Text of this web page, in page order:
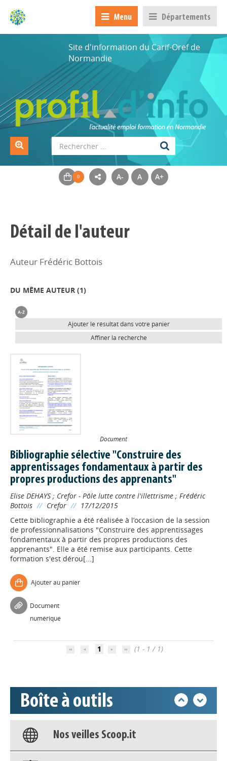
Menu Départements
Site d'information du Carif-Oref de
Normandie
A- A A+
Détail de l'auteur
Auteur Frédéric Bottois
DU MÊME AUTEUR (1)
Ajouter le résultat dans votre panier
Affiner la recherche
Document
Bibliographie sélective "Construire des
apprentissages fondamentaux à partir des
propres productions des apprenants"
Elise DEHAYS ; Crefor - Pôle lutte contre l'illettrisme ; Frédéric
Bottois // Crefor // 17/12/2015
Cette bibliographie a été réalisée à l’occasion de la session
de professionnalisations "Construire des apprentissages
fondamentaux à partir des propres productions des
apprenants". Elle a été remise aux participants. Cette
formation s'est dérou[...]
Ajouter au panier
Document
numérique
1 (1 - 1 / 1)
Boîte à outils
Base documentaire
Nos veilles Scoop.it